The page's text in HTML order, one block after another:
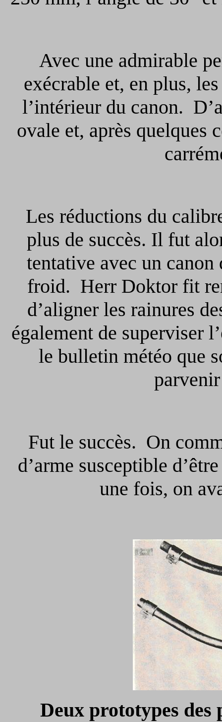
Avec une admirable
exécrable et, en plus,
l’intérieur du canon.
ovale et, après quelques
Les réductions du
plus de succès. Il fut
tentative avec un
froid. Herr Doktor fit
d’aligner les rainures
également de superviser
le bulletin météo que
Fut le succès. On
d’arme susceptible
une fois, on
Deux prototypes